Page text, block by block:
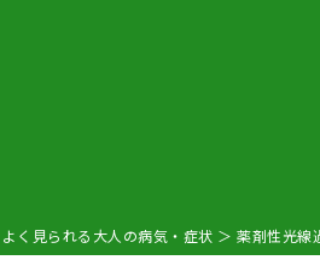
よく見られる大人の病気・症状 ＞ 薬剤性光線